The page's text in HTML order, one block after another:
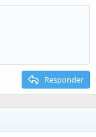
Responder